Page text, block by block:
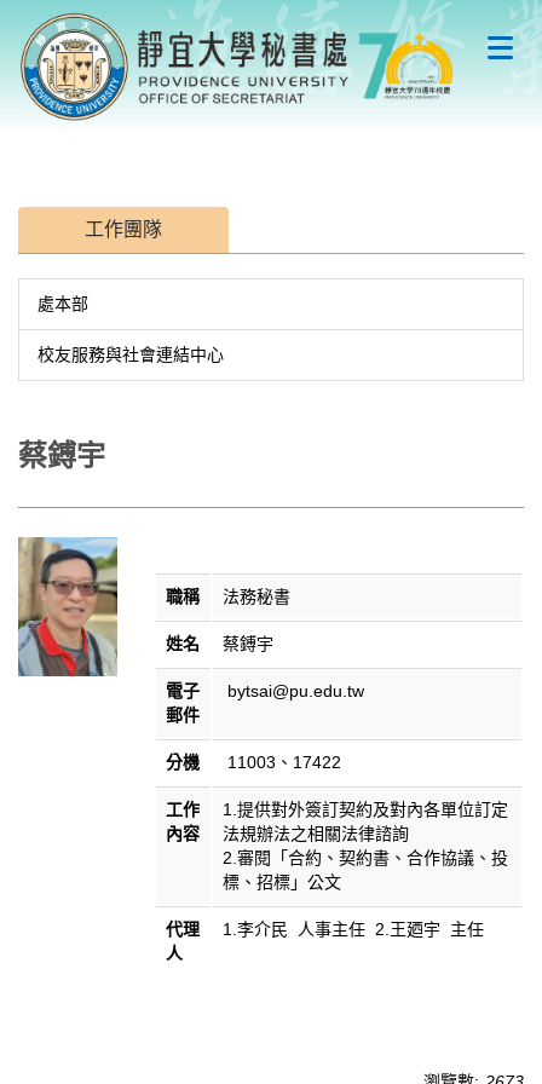
到
主
要
工作團隊
處本部
校友服務與社會連結中心
蔡鎛宇
職稱 法務秘書
姓名 蔡鎛宇
電子
郵件
bytsai@pu.edu.tw
分機 11003、17422
工作
內容
1.提供對外簽訂契約及對內各單位訂定
法規辦法之相關法律諮詢
2.審閱「合約、契約書、合作協議、投
標、招標」公文
代理
人
1.李介民 人事主任 2.王廼宇 主任